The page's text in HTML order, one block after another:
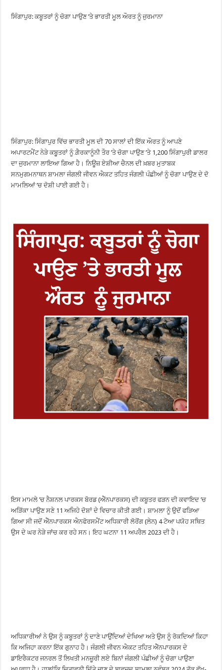
ਸਿੰਗਾਪੁਰ: ਕਬੂਤਰਾਂ ਨੂੰ ਚੋਗਾ ਪਾਉਣ ’ਤੇ ਭਾਰਤੀ ਮੂਲ ਔਰਤ ਨੂੰ ਜੁਰਮਾਨਾ
ਸਿੰਗਾਪੁਰ: ਸਿੰਗਾਪੁਰ ਵਿੱਚ ਭਾਰਤੀ ਮੂਲ ਦੀ 70 ਸਾਲਾਂ ਦੀ ਇੱਕ ਔਰਤ ਨੂੰ ਆਪਣੇ
ਅਪਾਰਟਮੈਂਟ ਨੇੜੇ ਕਬੂੁਤਰਾਂ ਨੂੰ ਗ਼ੈਰਕਾਨੂੰਨੀ ਤੌਰ ’ਤੇ ਚੋਗਾ ਪਾਉਣ ’ਤੇ 1,200 ਸਿੰਗਾਪੁਰੀ ਡਾਲਰ
ਦਾ ਜੁਰਮਾਨਾ ਲਾਇਆ ਗਿਆ ਹੈ। ਨਿਊਜ਼ ਏਸ਼ੀਆ ਚੈਨਲ ਦੀ ਖ਼ਬਰ ਮੁਤਾਬਕ
ਸਨਮੁਗਮਨਾਥਨ ਸ਼ਾਮਲਾ ਜੰਗਲੀ ਜੀਵਨ ਐਕਟ ਤਹਿਤ ਜੰਗਲੀ ਪੰਛੀਆਂ ਨੂੰ ਚੋਗਾ ਪਾਉਣ ਦੇ ਦੋ
ਮਾਮਲਿਆਂ ’ਚ ਦੋਸ਼ੀ ਪਾਈ ਗਈ ਹੈ।
ਇਸ ਮਾਮਲੇ ’ਚ ਨੈਸ਼ਨਲ ਪਾਰਕਸ ਬੋਰਡ (ਐੱਨਪਾਰਕਸ) ਦੀ ਕਬੂਤਰ ਫੜਨ ਦੀ ਕਵਾਇਦ ’ਚ
ਅੜਿੱਕਾ ਪਾਉਣ ਸਣੇ 11 ਅਜਿਹੇ ਦੋਸ਼ਾਂ ਦੇ ਵਿਚਾਰ ਕੀਤੀ ਗਈ। ਸ਼ਾਮਲਾ ਨੂੰ ਉਦੋਂ ਫੜਿਆ
ਗਿਆ ਸੀ ਜਦੋਂ ਐੱਨਪਾਰਕਸ ਐਨਫੋਰਸਮੈਂਟ ਅਧਿਕਾਰੀ ਲੋਰੋਂਗ (ਲੇਨ) 4 ਟੋਆ ਪਯੋਹ ਸਥਿਤ
ਉਸ ਦੇ ਘਰ ਨੇੜੇ ਜਾਂਚ ਕਰ ਰਹੇ ਸਨ। ਇਹ ਘਟਨਾ 11 ਅਪਰੈਲ 2023 ਦੀ ਹੈ।
ਅਧਿਕਾਰੀਆਂ ਨੇ ਉਸ ਨੂੰ ਕਬੂਤਰਾਂ ਨੂੰ ਦਾਣੇ ਪਾਉਂਦਿਆਂ ਦੇਖਿਆ ਅਤੇ ਉਸ ਨੂੰ ਰੋਕਦਿਆਂ ਕਿਹਾ
ਕਿ ਅਜਿਹਾ ਕਰਨਾ ਇੱਕ ਗੁਨਾਹ ਹੈ। ਜੰਗਲੀ ਜੀਵਨ ਐਕਟ ਤਹਿਤ ਐੱਨਪਾਰਕਸ ਦੇ
ਡਾਇਰੈਕਟਰ ਜਨਰਲ ਤੋਂ ਲਿਖਤੀ ਮਨਜ਼ੂਰੀ ਲਏ ਬਿਨਾਂ ਜੰਗਲੀ ਪੰਛੀਆਂ ਨੂੰ ਚੋਗਾ ਪਾਉਣਾ